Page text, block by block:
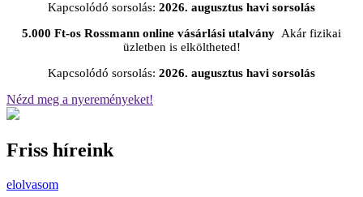
Kapcsolódó sorsolás: 2026. augusztus havi sorsolás
5.000 Ft-os Rossmann online vásárlási utalvány Akár fizikai
üzletben is elköltheted!
Kapcsolódó sorsolás: 2026. augusztus havi sorsolás
Nézd meg a nyereményeket!
Friss híreink
elolvasom